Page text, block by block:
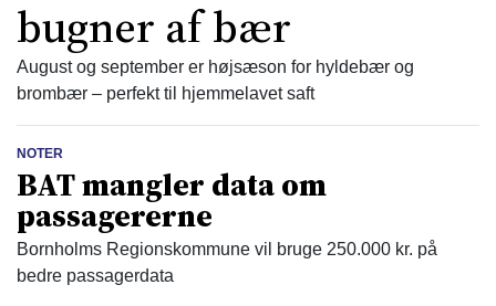
bugner af bær
August og september er højsæson for hyldebær og
brombær – perfekt til hjemmelavet saft
NOTER
BAT mangler data om
passagererne
Bornholms Regionskommune vil bruge 250.000 kr. på
bedre passagerdata